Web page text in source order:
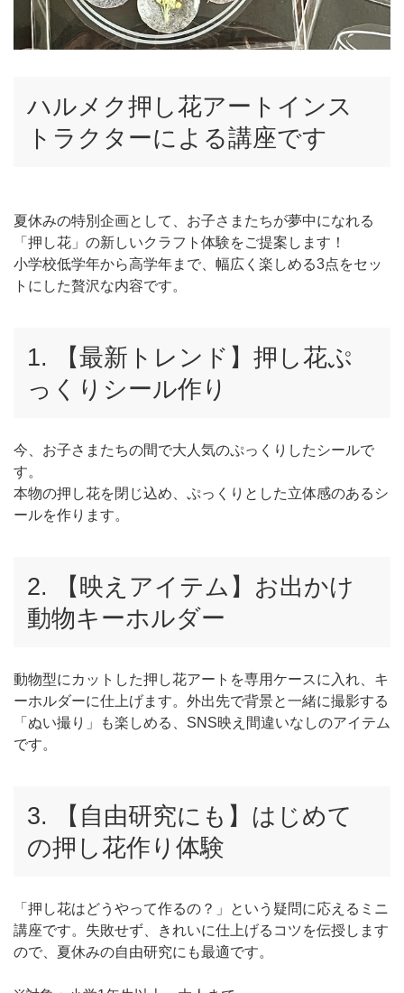
ハルメク押し花アートインス
トラクターによる講座です
夏休みの特別企画として、お子さまたちが夢中になれる
「押し花」の新しいクラフト体験をご提案します！
小学校低学年から高学年まで、幅広く楽しめる3点をセッ
トにした贅沢な内容です。
1. 【最新トレンド】押し花ぷ
っくりシール作り
今、お子さまたちの間で大人気のぷっくりしたシールで
す。
本物の押し花を閉じ込め、ぷっくりとした立体感のあるシ
ールを作ります。
2. 【映えアイテム】お出かけ
動物キーホルダー
動物型にカットした押し花アートを専用ケースに入れ、キ
ーホルダーに仕上げます。外出先で背景と一緒に撮影する
「ぬい撮り」も楽しめる、SNS映え間違いなしのアイテム
です。
3. 【自由研究にも】はじめて
の押し花作り体験
「押し花はどうやって作るの？」という疑問に応えるミニ
講座です。失敗せず、きれいに仕上げるコツを伝授します
ので、夏休みの自由研究にも最適です。